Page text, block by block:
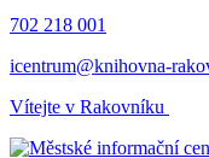
702 218 001
icentrum@knihovna-
Vítejte v Rakovníku